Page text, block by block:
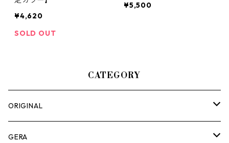
¥4,620
SOLD OUT
¥5,500
CATEGORY
ORIGINAL
ASOMATOUS
GERA